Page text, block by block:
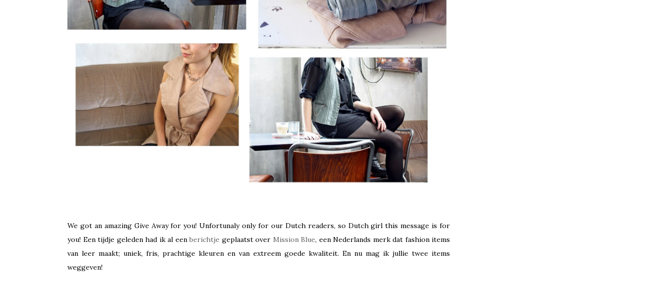
We got an amazing Give Away for you! Unfortunaly only for our Dutch readers, so Dutch girl this message is for
you! Een tijdje geleden had ik al een berichtje geplaatst over Mission Blue, een Nederlands merk dat fashion items
van leer maakt; uniek, fris, prachtige kleuren en van extreem goede kwaliteit. En nu mag ik jullie twee items
weggeven!